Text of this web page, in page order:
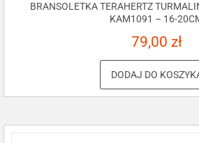
BRANSOLETKA TERAHERTZ
KAM1091 – 16-
79,00 zł
DODAJ DO